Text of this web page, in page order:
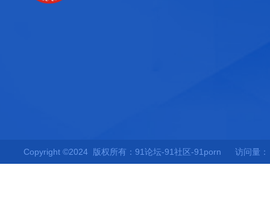
Copyright ©2024 版权所有：91论坛-91社区-91porn 访问量：